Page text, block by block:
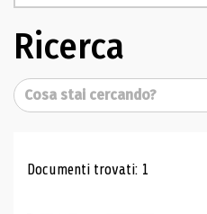
Ricerca
Cerca
Risultati di
Documenti trovati: 1